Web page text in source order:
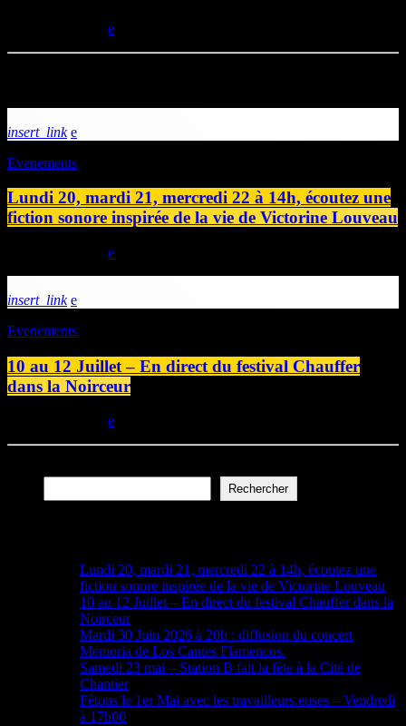
insert_link
Evenements
Lundi 20, mardi 21, mercredi 22 à 14h, écoutez une
fiction sonore inspirée de la vie de Victorine Louveau
insert_link
Evenements
10 au 12 Juillet – En direct du festival Chauffer
dans la Noirceur
Rechercher
Lundi 20, mardi 21, mercredi 22 à 14h, écoutez une
fiction sonore inspirée de la vie de Victorine Louveau
10 au 12 Juillet – En direct du festival Chauffer dans la
Noirceur
Mardi 30 Juin 2026 à 20h : diffusion du concert
Memoria de Los Cantes Flamencos.
Samedi 23 mai – Station B fait la fête à la Cité de
Chantier
Fêtons le 1er Mai avec les travailleurs.euses – Vendredi
à 17h00